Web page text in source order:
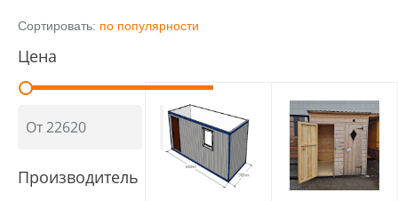
Сортировать: по популярности
Цена
Производитель